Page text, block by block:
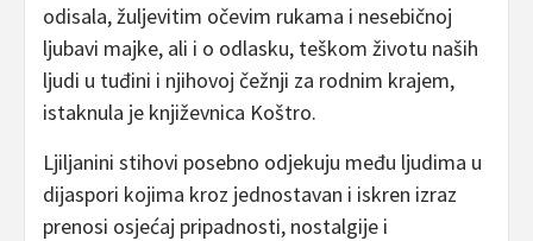
odisala, žuljevitim očevim rukama i nesebičnoj
ljubavi majke, ali i o odlasku, teškom životu naših
ljudi u tuđini i njihovoj čežnji za rodnim krajem,
istaknula je književnica Koštro.
Ljiljanini stihovi posebno odjekuju među ljudima u
dijaspori kojima kroz jednostavan i iskren izraz
prenosi osjećaj pripadnosti, nostalgije i